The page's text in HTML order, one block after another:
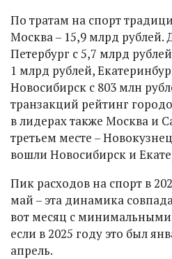
По тратам на спорт
Москва – 15,9 млрд рублей.
Петербург с 5,7 млрд
1 млрд рублей,
Новосибирск с 803 млн
транзакций рейтинг
в лидерах также Москва и
третьем месте –
вошли Новосибирск и
Пик расходов на спорт в
май – эта динамика
вот месяц с
если в 2025 году это был
апрель.